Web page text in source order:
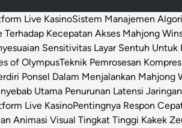
Live KasinoSistem Manajemen
Kecepatan Akses Mahjong
Sensitivitas Layar Sentuh
of OlympusTeknik Pemrosesan
Ponsel Dalam Menjalankan Mahjong
Utama Penurunan Latensi
Live KasinoPentingnya Respon
Animasi Visual Tingkat Tinggi Kakek